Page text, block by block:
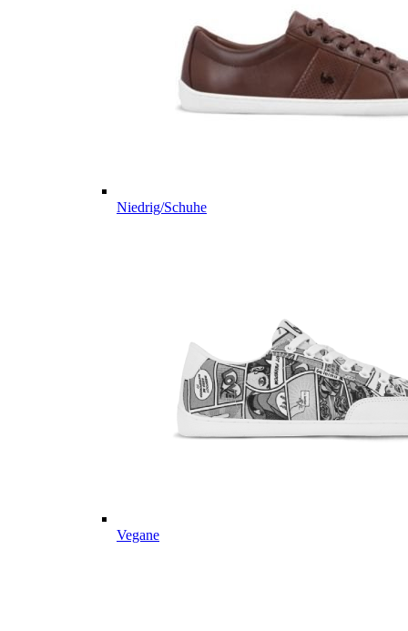
Niedrig/Schuhe
Vegane